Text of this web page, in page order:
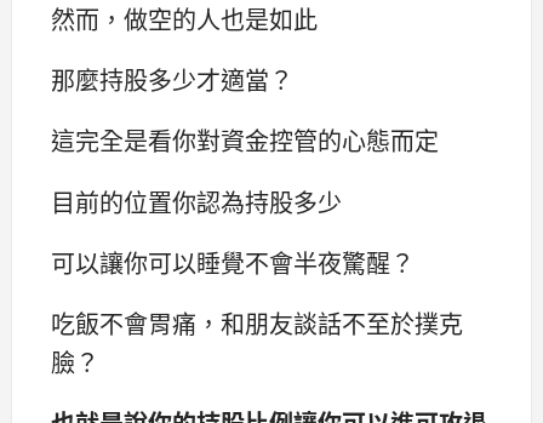
然而，做空的人也是如此
那麼持股多少才適當？
這完全是看你對資金控管的心態而定
目前的位置你認為持股多少
可以讓你可以睡覺不會半夜驚醒？
吃飯不會胃痛，和朋友談話不至於撲克
臉？